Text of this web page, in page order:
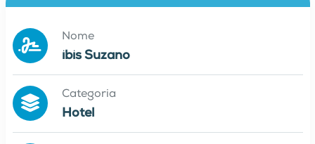
Nome
ibis Suzano
Categoria
Hotel